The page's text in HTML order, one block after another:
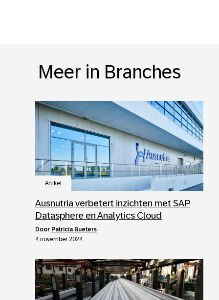
Meer in Branches
Artikel
Ausnutria verbetert inzichten met SAP
Datasphere en Analytics Cloud
door Patricia Bueters
4 november 2024